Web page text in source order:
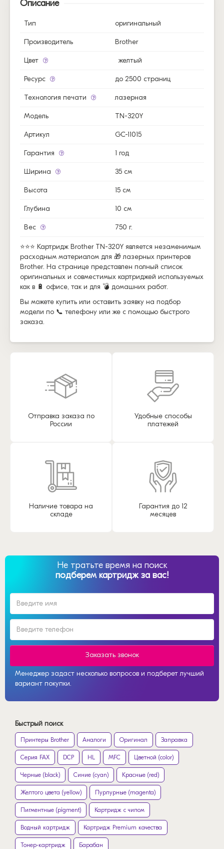
Описание
Тип оригинальный
Производитель Brother
Цвет желтый
Ресурс до 2500 страниц
Технология печати лазерная
Модель TN-320Y
Артикул GC-11015
Гарантия 1 год
Ширина 35 см
Высота 15 см
Глубина 10 см
Вес 750 г.
⭐⭐⭐ Картридж Brother TN-320Y является незаменимым
расходным материалом для 🎁 лазерных принтеров
Brother. На странице представлен полный список
оригинальных и совместимых картриджей используемых
как в 🔋 офисе, так и для 💣 домашних работ.
Вы можете купить или оставить заявку на подбор
модели по 📞 телефону или же с помощью быстрого
заказа.
Отправка заказа по
России
Удобные способы
платежей
Наличие товара на
складе
Гарантия до 12
месяцев
Не тратьте время на поиск
подберем картридж за вас!
Заказать звонок
Менеджер задаст несколько вопросов и подберет лучший
вариант покупки.
Быстрый поиск
Принтеры Brother Аналоги Оригинал Заправка
Серия FAX DCP HL MFC Цветной (color)
Черные (black) Синие (cyan) Красные (red)
Желтого цвета (yellow) Пурпурные (magenta)
Пигментные (pigment) Картридж с чипом
Водный картридж Картридж Premium качества
Тонер-картридж Барабан